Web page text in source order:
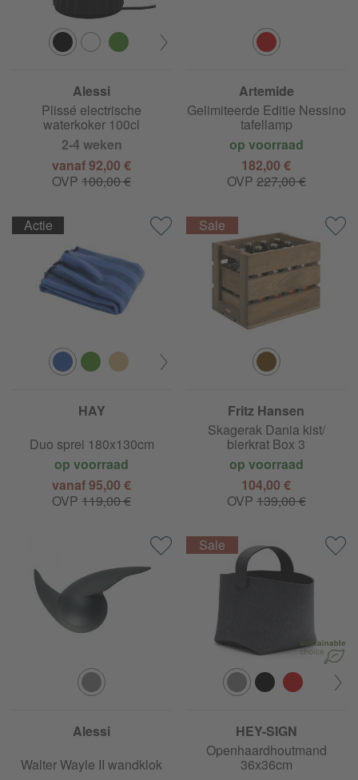
Alessi
Plissé electrische
waterkoker 100cl
2-4 weken
vanaf 92,00 €
OVP100,00 €
Artemide
Gelimiteerde Editie Nessino
tafellamp
op voorraad
182,00 €
OVP 227,00 €
HAY
Duo sprei 180x130cm
op voorraad
vanaf 95,00 €
OVP119,00 €
Actie
Fritz Hansen
Skagerak Dania kist/
bierkrat Box 3
op voorraad
104,00 €
OVP 139,00 €
Alessi
Walter Wayle II wandklok
HEY-SIGN
Openhaardhoutmand
36x36cm